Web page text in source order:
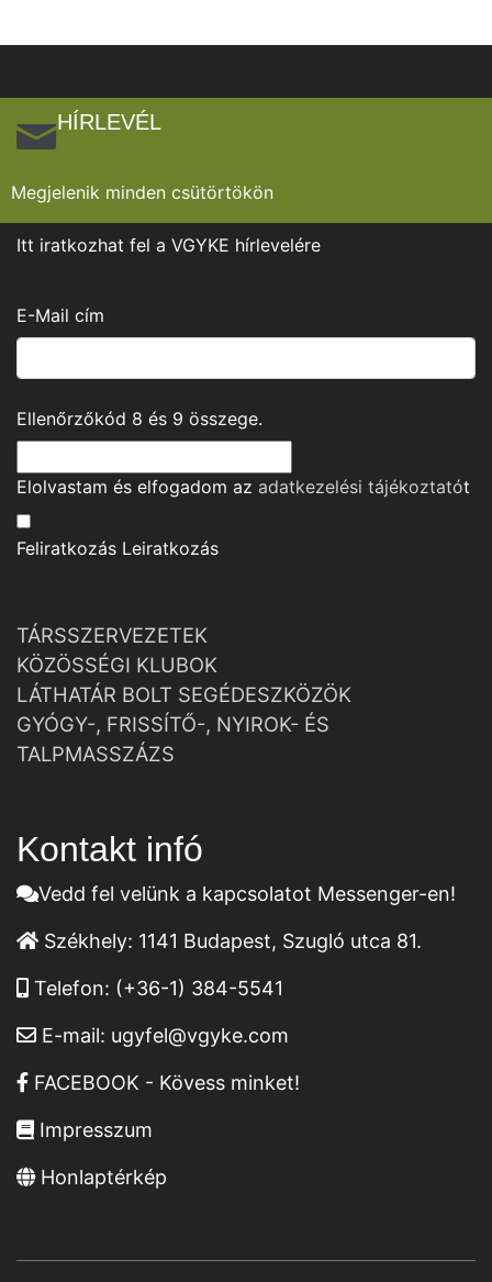
HÍRLEVÉL
Megjelenik minden csütörtökön
Itt iratkozhat fel a VGYKE hírlevelére
E-Mail cím
Ellenőrzőkód 8 és 9 összege.
Elolvastam és elfogadom az adatkezelési tájékoztatót
Feliratkozás Leiratkozás
TÁRSSZERVEZETEK
KÖZÖSSÉGI KLUBOK
LÁTHATÁR BOLT SEGÉDESZKÖZÖK
GYÓGY-, FRISSÍTŐ-, NYIROK- ÉS
TALPMASSZÁZS
Kontakt infó
Vedd fel velünk a kapcsolatot Messenger-en!
Székhely: 1141 Budapest, Szugló utca 81.
Telefon: (+36-1) 384-5541
E-mail: ugyfel@vgyke.com
FACEBOOK - Kövess minket!
Impresszum
Honlaptérkép